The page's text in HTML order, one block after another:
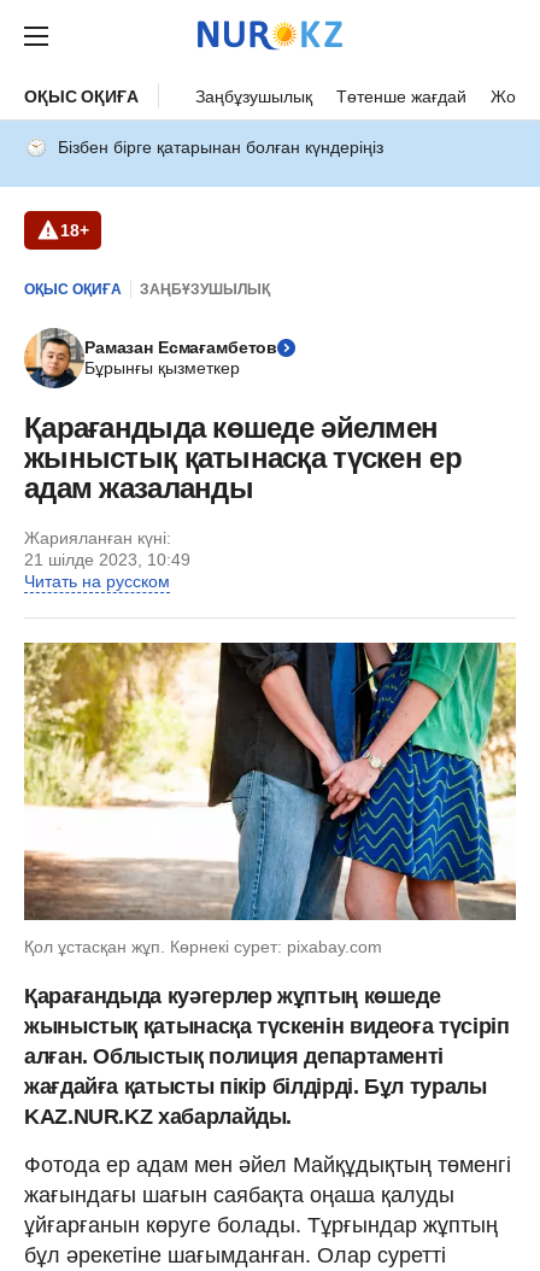
ОҚЫС ОҚИҒА Заңбұзушылық Төтенше жағдай Жол
Бізбен бірге қатарынан болған күндеріңіз
18+
ОҚЫС ОҚИҒА ЗАҢБҰЗУШЫЛЫҚ
Рамазан Есмағамбетов
Бұрынғы қызметкер
Қарағандыда көшеде әйелмен
жыныстық қатынасқа түскен ер
адам жазаланды
Жарияланған күні:
21 шілде 2023, 10:49
Читать на русском
Қол ұстасқан жұп. Көрнекі сурет: pixabay.com
Қарағандыда куәгерлер жұптың көшеде
жыныстық қатынасқа түскенін видеоға түсіріп
алған. Облыстық полиция департаменті
жағдайға қатысты пікір білдірді. Бұл туралы
KAZ.NUR.KZ хабарлайды.
Фотода ер адам мен әйел Майқұдықтың төменгі
жағындағы шағын саябақта оңаша қалуды
ұйғарғанын көруге болады. Тұрғындар жұптың
бұл әрекетіне шағымданған. Олар суретті